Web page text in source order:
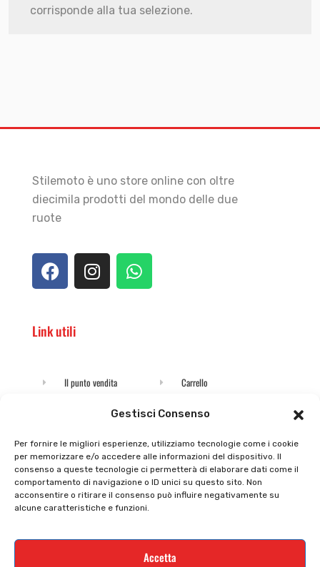
Gestisci Consenso
Per fornire le migliori esperienze, utilizziamo tecnologie come i cookie
per memorizzare e/o accedere alle informazioni del dispositivo. Il
consenso a queste tecnologie ci permetterà di elaborare dati come il
comportamento di navigazione o ID unici su questo sito. Non
acconsentire o ritirare il consenso può influire negativamente su
alcune caratteristiche e funzioni.
Accetta
corrisponde alla tua selezione.
Stilemoto è uno store online con oltre
diecimila prodotti del mondo delle due
ruote
Link utili
Il punto vendita
Il mio account
Privacy policy
Cookie policy
Supporto e contatti
Carrello
checkout
Tutti prodotti
Termini e condizioni
Resi e rimborsi